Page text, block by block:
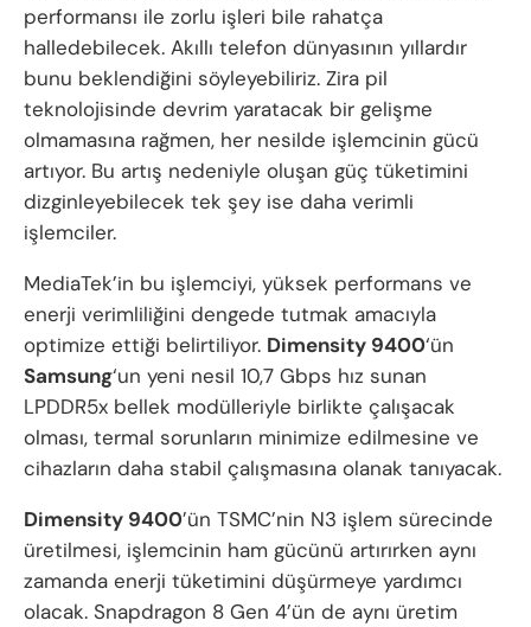
performansı ile zorlu işleri bile rahatça
halledebilecek. Akıllı telefon dünyasının yıllardır
bunu beklendiğini söyleyebiliriz. Zira pil
teknolojisinde devrim yaratacak bir gelişme
olmamasına rağmen, her nesilde işlemcinin gücü
artıyor. Bu artış nedeniyle oluşan güç tüketimini
dizginleyebilecek tek şey ise daha verimli
işlemciler.
MediaTek’in bu işlemciyi, yüksek performans ve
enerji verimliliğini dengede tutmak amacıyla
optimize ettiği belirtiliyor. Dimensity 9400‘ün
Samsung‘un yeni nesil 10,7 Gbps hız sunan
LPDDR5x bellek modülleriyle birlikte çalışacak
olması, termal sorunların minimize edilmesine ve
cihazların daha stabil çalışmasına olanak tanıyacak.
Dimensity 9400’ün TSMC’nin N3 işlem sürecinde
üretilmesi, işlemcinin ham gücünü artırırken aynı
zamanda enerji tüketimini düşürmeye yardımcı
olacak. Snapdragon 8 Gen 4’ün de aynı üretim